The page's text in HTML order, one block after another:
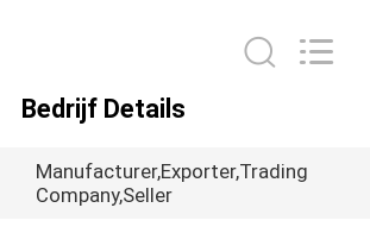
Bedrijf Details
Manufacturer,Exporter,Trading
Company,Seller